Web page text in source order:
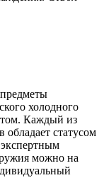
холодного
Каждый из
статусом
можно на